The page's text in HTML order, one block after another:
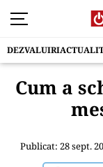
DEZVALUIRI
Cum a
Publicat: 28 sept.